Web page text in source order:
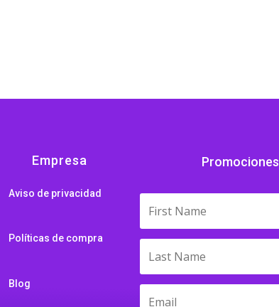
Empresa
Aviso de privacidad
Políticas de compra
Blog
Promociones